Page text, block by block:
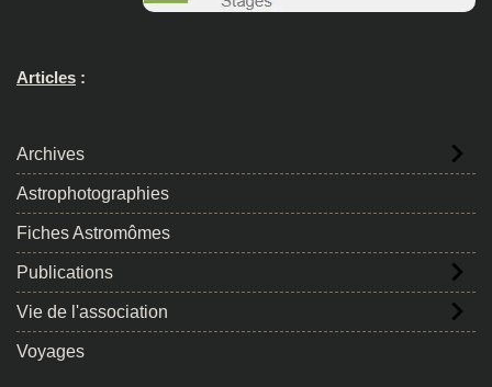
Articles :
Archives
Astrophotographies
Fiches Astromômes
Publications
Vie de l'association
Voyages